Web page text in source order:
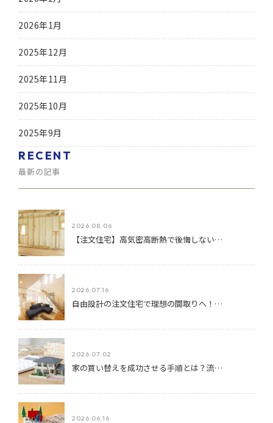
2026年1月
2025年12月
2025年11月
2025年10月
2025年9月
RECENT
最新の記事
2026.08.06
【注文住宅】高気密高断熱で後悔しない…
2026.07.16
自由設計の注文住宅で理想の間取りへ！…
2026.07.02
家の買い替えを成功させる手順とは？流…
2026.06.16